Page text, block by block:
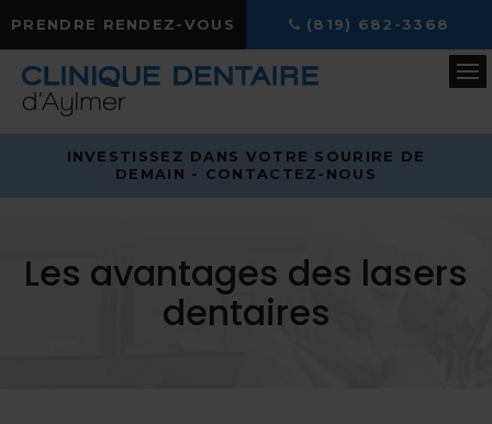
PRENDRE RENDEZ-VOUS (819) 682-3368
INVESTISSEZ DANS VOTRE SOURIRE DE
DEMAIN - CONTACTEZ-NOUS
Les avantages des lasers
dentaires